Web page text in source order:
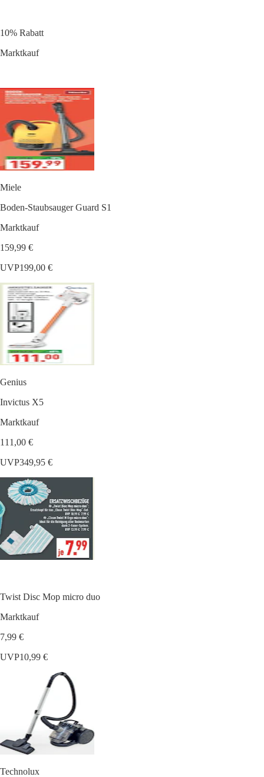
10% Rabatt
Marktkauf
Miele
Boden-Staubsauger Guard S1
Marktkauf
159,99 €
UVP199,00 €
Genius
Invictus X5
Marktkauf
111,00 €
UVP349,95 €
Twist Disc Mop micro duo
Marktkauf
7,99 €
UVP10,99 €
Technolux